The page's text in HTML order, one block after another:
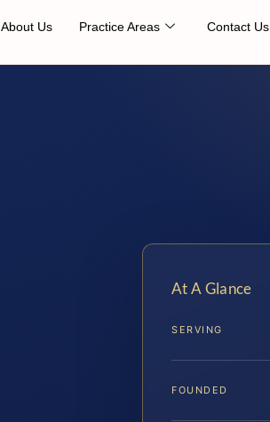
About Us Practice Areas Contact Us
At A Glance
SERVING
FOUNDED